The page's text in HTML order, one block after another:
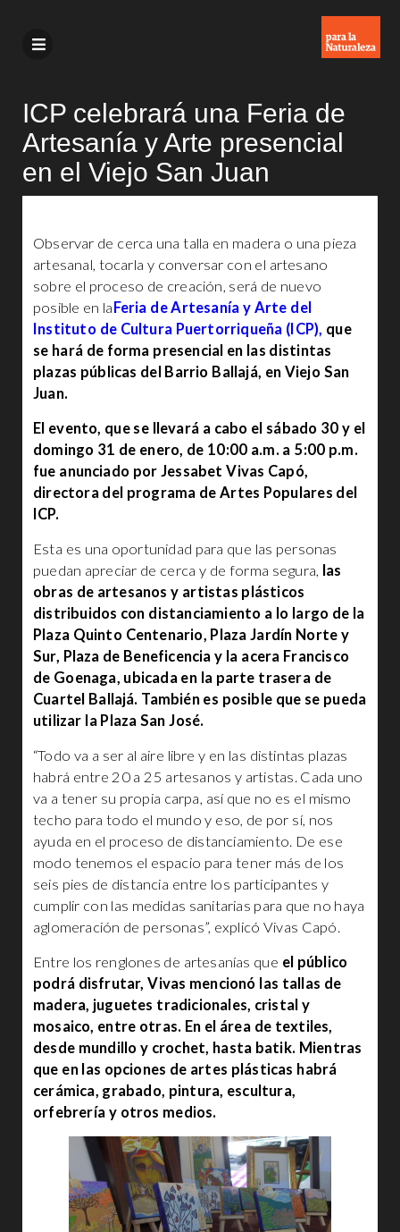
ICP celebrará una Feria de
Artesanía y Arte presencial
en el Viejo San Juan
Observar de cerca una talla en madera o una pieza
artesanal, tocarla y conversar con el artesano
sobre el proceso de creación, será de nuevo
posible en la Feria de Artesanía y Arte del
Instituto de Cultura Puertorriqueña (ICP), que
se hará de forma presencial en las distintas
plazas públicas del Barrio Ballajá, en Viejo San
Juan.
El evento, que se llevará a cabo el sábado 30 y el
domingo 31 de enero, de 10:00 a.m. a 5:00 p.m.
fue anunciado por Jessabet Vivas Capó,
directora del programa de Artes Populares del
ICP.
Esta es una oportunidad para que las personas
puedan apreciar de cerca y de forma segura, las
obras de artesanos y artistas plásticos
distribuidos con distanciamiento a lo largo de la
Plaza Quinto Centenario, Plaza Jardín Norte y
Sur, Plaza de Beneficencia y la acera Francisco
de Goenaga, ubicada en la parte trasera de
Cuartel Ballajá. También es posible que se pueda
utilizar la Plaza San José.
“Todo va a ser al aire libre y en las distintas plazas
habrá entre 20 a 25 artesanos y artistas. Cada uno
va a tener su propia carpa, así que no es el mismo
techo para todo el mundo y eso, de por sí, nos
ayuda en el proceso de distanciamiento. De ese
modo tenemos el espacio para tener más de los
seis pies de distancia entre los participantes y
cumplir con las medidas sanitarias para que no haya
aglomeración de personas”, explicó Vivas Capó.
Entre los renglones de artesanías que el público
podrá disfrutar, Vivas mencionó las tallas de
madera, juguetes tradicionales, cristal y
mosaico, entre otras. En el área de textiles,
desde mundillo y crochet, hasta batik. Mientras
que en las opciones de artes plásticas habrá
cerámica, grabado, pintura, escultura,
orfebrería y otros medios.